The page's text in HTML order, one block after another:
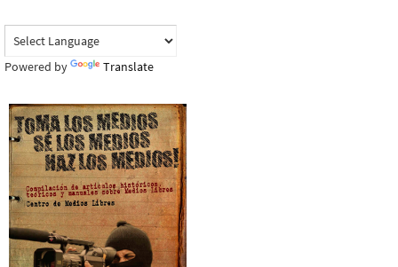
Powered by Translate